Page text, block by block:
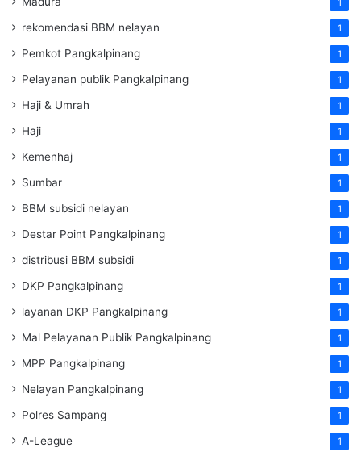
1
rekomendasi BBM nelayan 1
Pemkot Pangkalpinang 1
Pelayanan publik Pangkalpinang 1
Haji & Umrah 1
Haji 1
Kemenhaj 1
Sumbar 1
BBM subsidi nelayan 1
Destar Point Pangkalpinang 1
distribusi BBM subsidi 1
DKP Pangkalpinang 1
layanan DKP Pangkalpinang 1
Mal Pelayanan Publik Pangkalpinang 1
MPP Pangkalpinang 1
Nelayan Pangkalpinang 1
Polres Sampang 1
A-League 1